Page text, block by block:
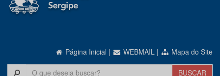
Página Inicial | WEBMAIL | Mapa do Site